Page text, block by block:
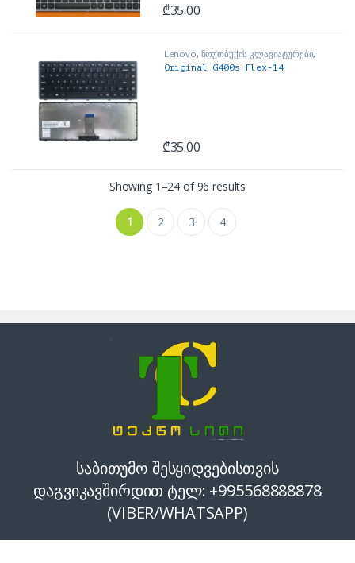
₾35.00
Lenovo, ნოუთბუქის კლავიატურები,
ნოუთბუქის ნაწილები და
აქსესუარები
Original G400s Flex-14
₾35.00
Showing 1–24 of 96 results
1 2 3 4
საბითუმო შესყიდვებისთვის
დაგვიკავშირდით ტელ: +995568888878
(VIBER/WHATSAPP)